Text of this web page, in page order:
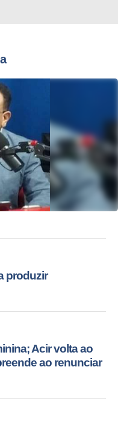
produzir
Acir volta ao
ao renunciar